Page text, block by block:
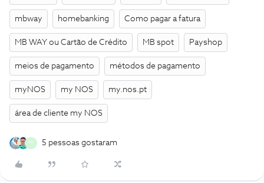
mbway homebanking Como pagar a fatura
MB WAY ou Cartão de Crédito MB spot Payshop
meios de pagamento métodos de pagamento
myNOS my NOS my.nos.pt
área de cliente my NOS
M 5 pessoas gostaram